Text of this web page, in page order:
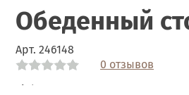
Обеденный
Арт. 246148
0 отзывов
Link
Link